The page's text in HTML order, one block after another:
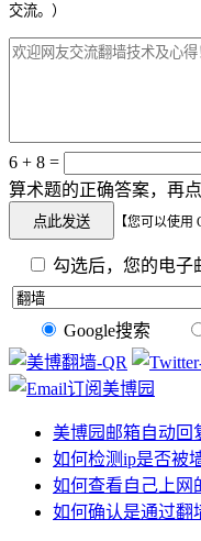
交流。）
6 + 8 =
算术题的正确答案，再
【您可以使用
勾选后，您的电子
Google搜索
美博园邮箱自动回
如何检测ip是否被
如何查看自己上网
如何确认是通过翻